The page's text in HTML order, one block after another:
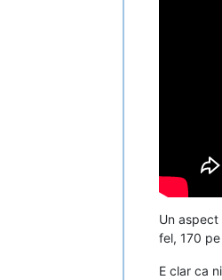
Un
fel, 170
E clar ca